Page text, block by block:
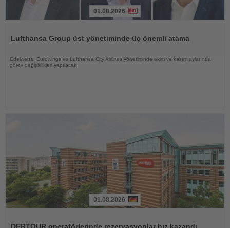
01.08.2026
Lufthansa Group üst yönetiminde üç önemli atama
Edelweiss, Eurowings ve Lufthansa City Airlines yönetiminde ekim ve kasım aylarında
görev değişiklikleri yapılacak
01.08.2026